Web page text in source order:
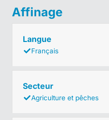
Affinage
Langue
Français
Secteur
Agriculture et pêches